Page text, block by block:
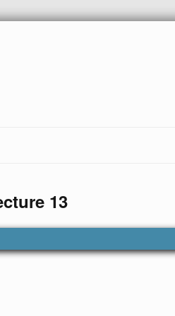
13